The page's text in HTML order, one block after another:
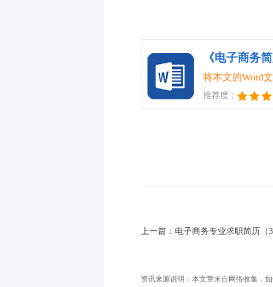
将本文的Word
推荐度：
上一篇： 电子商务专业求职简历（
资讯来源说明：本文章来自网络收集，